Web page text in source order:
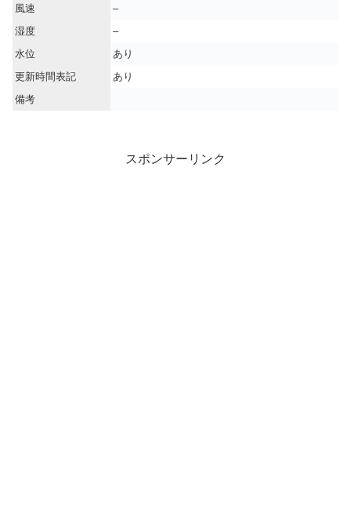
風速
–
湿度
–
水位
あり
更新時間表記
あり
備考
スポンサーリンク